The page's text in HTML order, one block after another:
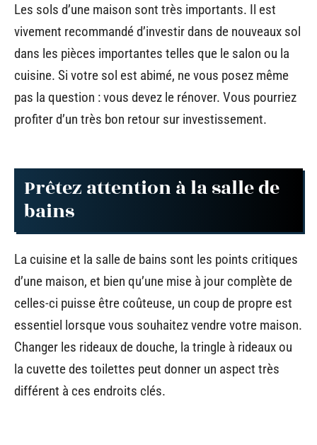
Les sols d’une maison sont très importants. Il est
vivement recommandé d’investir dans de nouveaux sol
dans les pièces importantes telles que le salon ou la
cuisine. Si votre sol est abimé, ne vous posez même
pas la question : vous devez le rénover. Vous pourriez
profiter d’un très bon retour sur investissement.
Prêtez attention à la salle de
bains
La cuisine et la salle de bains sont les points critiques
d’une maison, et bien qu’une mise à jour complète de
celles-ci puisse être coûteuse, un coup de propre est
essentiel lorsque vous souhaitez vendre votre maison.
Changer les rideaux de douche, la tringle à rideaux ou
la cuvette des toilettes peut donner un aspect très
différent à ces endroits clés.